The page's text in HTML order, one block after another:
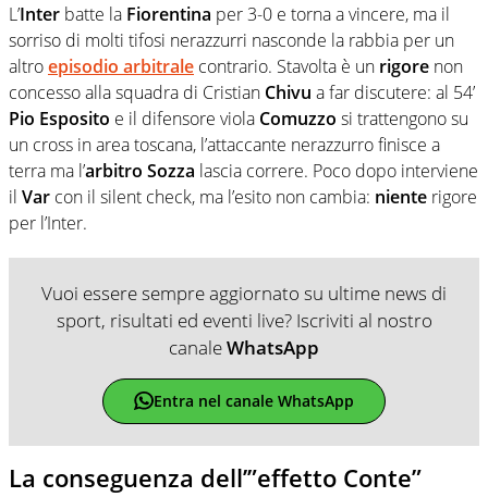
L’Inter batte la Fiorentina per 3-0 e torna a vincere, ma il
sorriso di molti tifosi nerazzurri nasconde la rabbia per un
altroepisodio arbitrale contrario. Stavolta è un rigore non
concesso alla squadra di Cristian Chivu a far discutere: al 54’
Pio Esposito e il difensore viola Comuzzo si trattengono su
un cross in area toscana, l’attaccante nerazzurro finisce a
terra ma l’arbitro Sozza lascia correre. Poco dopo interviene
il Var con il silent check, ma l’esito non cambia: niente rigore
per l’Inter.
Vuoi essere sempre aggiornato su ultime news di
sport, risultati ed eventi live? Iscriviti al nostro
canaleWhatsApp
Entra nel canale WhatsApp
La conseguenza dell’”effetto Conte”